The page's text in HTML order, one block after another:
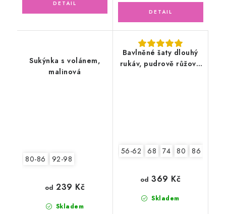
Sukýnka s volánem,
malinová
80-86 92-98
Skladem
od 239 Kč
Bavlněné šaty dlouhý
rukáv, pudrově růžové
56-62 68 74 80 86
Skladem
od 369 Kč